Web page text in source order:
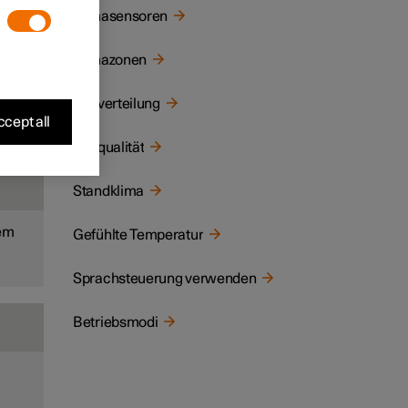
Klimasensoren
Klimazonen
Luftverteilung
Luftqualität
Standklima
Gefühlte Temperatur
Sprachsteuerung verwenden
Betriebsmodi
all